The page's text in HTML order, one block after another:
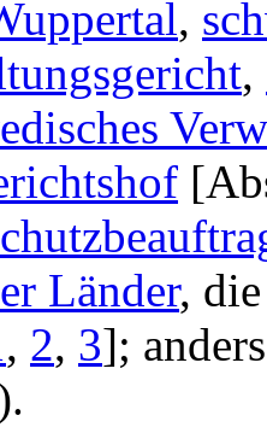
,
,
Länder,
, 2, 3];